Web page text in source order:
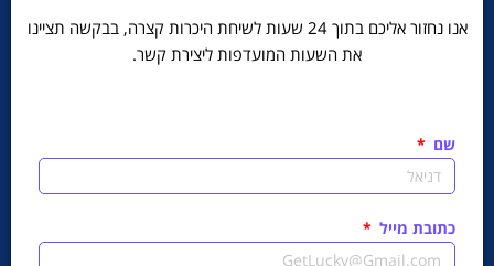
אנו נחזור אליכם בתוך 24 שעות לשיחת היכרות קצרה,
בבקשה תציינו
את השעות המועדפות ליצירת קשר.
שם
כתובת מייל